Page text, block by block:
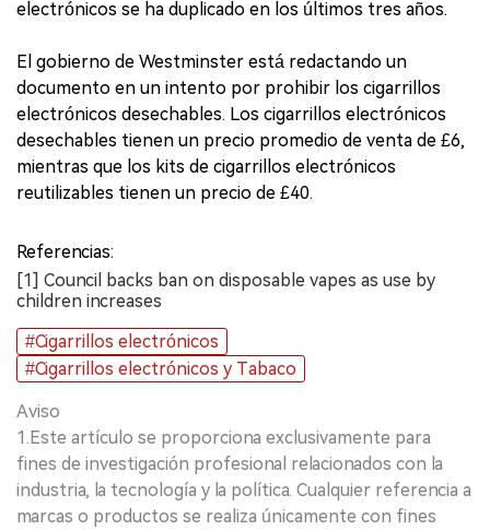
electrónicos se ha duplicado en los últimos tres años.
El gobierno de Westminster está redactando un
documento en un intento por prohibir los cigarrillos
electrónicos desechables. Los cigarrillos electrónicos
desechables tienen un precio promedio de venta de £6,
mientras que los kits de cigarrillos electrónicos
reutilizables tienen un precio de £40.
Referencias:
[1] Council backs ban on disposable vapes as use by
children increases
#Cigarrillos electrónicos
#Cigarrillos electrónicos y Tabaco
Aviso
1.Este artículo se proporciona exclusivamente para
fines de investigación profesional relacionados con la
industria, la tecnología y la política. Cualquier referencia a
marcas o productos se realiza únicamente con fines